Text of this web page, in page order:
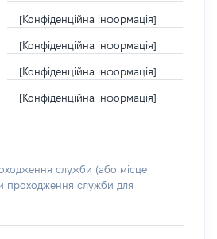
[Конфіденційна інформація]
[Конфіденційна інформація]
[Конфіденційна інформація]
[Конфіденційна інформація]
служби (або місце
проходження служби для